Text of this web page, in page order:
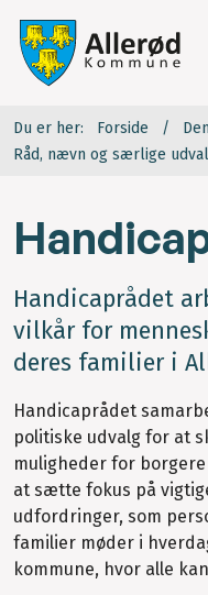
Du er her: Forside
Råd, nævn og særlige
Handicaprådet
vilkår for
deres familier i
Handicaprådet
politiske udvalg for at
muligheder for
at sætte fokus på
udfordringer, som
familier møder i
kommune, hvor alle